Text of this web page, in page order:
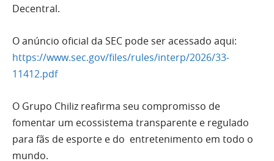
Decentral.
O anúncio oficial da SEC pode ser acessado aqui:
https://www.sec.gov/files/rules/interp/2026/33-
11412.pdf
O Grupo Chiliz reafirma seu compromisso de
fomentar um ecossistema transparente e regulado
para fãs de esporte e do entretenimento em todo o
mundo.